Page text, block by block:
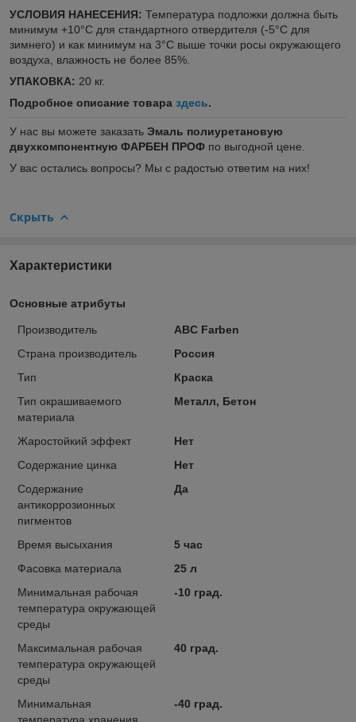
УСЛОВИЯ НАНЕСЕНИЯ: Температура подложки должна быть
минимум +10°С для стандартного отвердителя (-5°C для
зимнего) и как минимум на 3°С выше точки росы окружающего
воздуха, влажность не более 85%.
УПАКОВКА: 20 кг.
Подробное описание товара здесь.
У нас вы можете заказать Эмаль полиуретановую
двухкомпонентную ФАРБЕН ПРОФ по выгодной цене.
У вас остались вопросы? Мы с радостью ответим на них!
Скрыть
Характеристики
Основные атрибуты
Производитель
ABC Farben
Страна производитель
Россия
Тип
Краска
Тип окрашиваемого
материала
Металл, Бетон
Жаростойкий эффект
Нет
Содержание цинка
Нет
Содержание
антикоррозионных
пигментов
Да
Время высыхания
5 час
Фасовка материала
25 л
Минимальная рабочая
температура окружающей
среды
-10 град.
Максимальная рабочая
температура окружающей
среды
40 град.
Минимальная
температура хранения
-40 град.